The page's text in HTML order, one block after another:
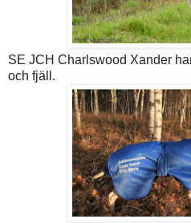
SE JCH Charlswood Xander
och fjäll.